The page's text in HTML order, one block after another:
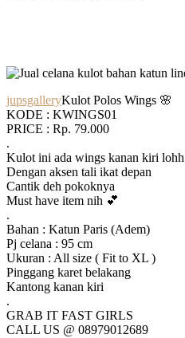
jupsgalleryKulot Polos Wings 🌸
KODE : KWINGS01
PRICE : Rp. 79.000
.
Kulot ini ada wings kanan kiri lohh
Dengan aksen tali ikat depan
Cantik deh pokoknya
Must have item nih 💕
.
Bahan : Katun Paris (Adem)
Pj celana : 95 cm
Ukuran : All size ( Fit to XL )
Pinggang karet belakang
Kantong kanan kiri
.
GRAB IT FAST GIRLS
CALL US @ 08979012689